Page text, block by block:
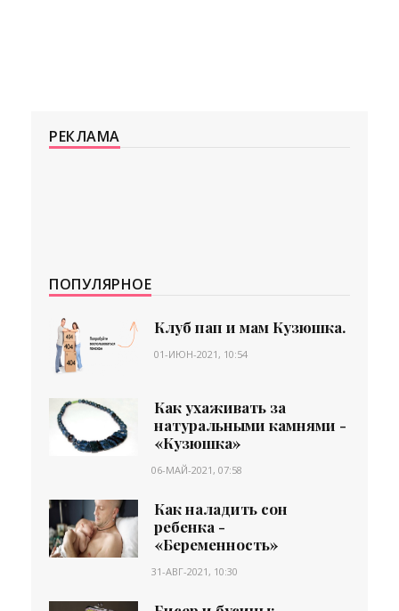
РЕКЛАМА
ПОПУЛЯРНОЕ
Клуб пап и мам Кузюшка.
01-ИЮН-2021, 10:54
Как ухаживать за
натуральными камнями -
«Кузюшка»
06-МАЙ-2021, 07:58
Как наладить сон
ребенка -
«Беременность»
31-АВГ-2021, 10:30